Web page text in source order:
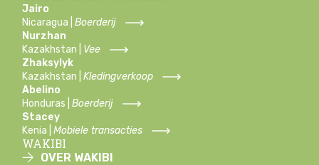
Jairo
Nicaragua | Boerderij
Nurzhan
Kazakhstan | Vee
Zhaksylyk
Kazakhstan | Kledingverkoop
Abelino
Honduras | Boerderij
Stacey
Kenia | Mobiele transacties
WAKIBI
OVER WAKIBI